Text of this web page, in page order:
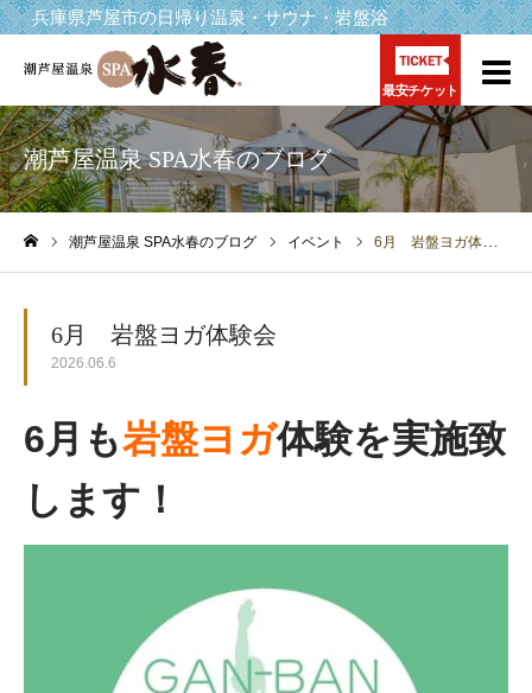
兵庫県芦屋市の日帰り温泉・サウナ・岩盤浴
最安チケット
潮芦屋温泉 SPA水春のブログ
潮芦屋温泉 SPA水春のブログ イベント 6月 岩盤ヨガ体験会
6月 岩盤ヨガ体験会
2026.06.6
6月も岩盤ヨガ体験を実施致
します！